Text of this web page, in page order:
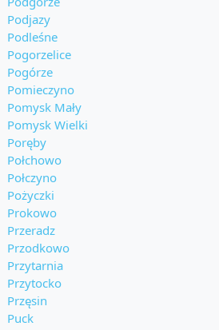
Podjazy
Podleśne
Pogorzelice
Pogórze
Pomieczyno
Pomysk Mały
Pomysk Wielki
Poręby
Połchowo
Połczyno
Pożyczki
Prokowo
Przeradz
Przodkowo
Przytarnia
Przytocko
Przęsin
Puck